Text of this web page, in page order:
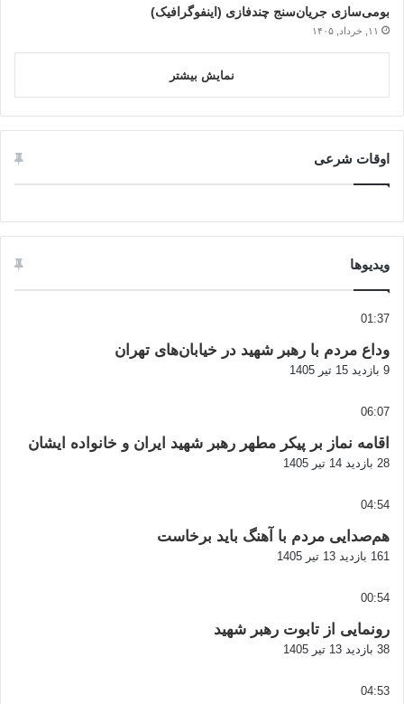
بومی‌سازی جریان‌سنج چندفازی (اینفوگرافیک)
۱۱, خرداد, ۱۴۰۵
نمایش بیشتر
اوقات شرعی
ویدیوها
01:37
وداع مردم با رهبر شهید در خیابان‌های تهران
9 بازدید 15 تیر 1405
06:07
اقامه نماز بر پیکر مطهر رهبر شهید ایران و خانواده ایشان
28 بازدید 14 تیر 1405
04:54
هم‌صدایی مردم با آهنگ باید برخاست
161 بازدید 13 تیر 1405
00:54
رونمایی از تابوت رهبر شهید
38 بازدید 13 تیر 1405
04:53